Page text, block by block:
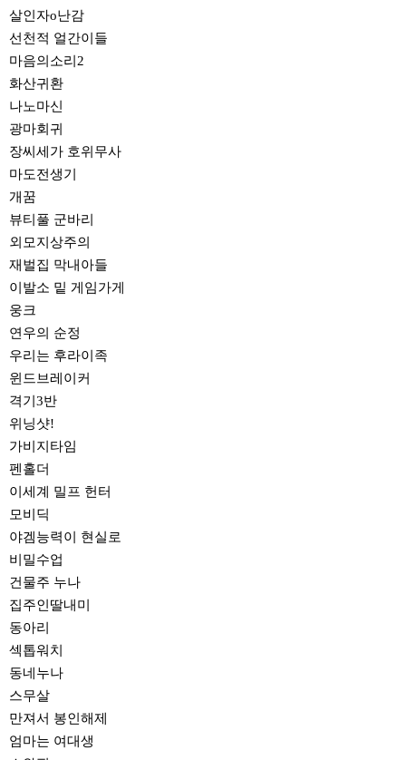
살인자o난감
선천적 얼간이들
마음의소리2
화산귀환
나노마신
광마회귀
장씨세가 호위무사
마도전생기
개꿈
뷰티풀 군바리
외모지상주의
재벌집 막내아들
이발소 밑 게임가게
웅크
연우의 순정
우리는 후라이족
윈드브레이커
격기3반
위닝샷!
가비지타임
펜홀더
이세계 밀프 헌터
모비딕
야겜능력이 현실로
비밀수업
건물주 누나
집주인딸내미
동아리
섹톱워치
동네누나
스무살
만져서 봉인해제
엄마는 여대생